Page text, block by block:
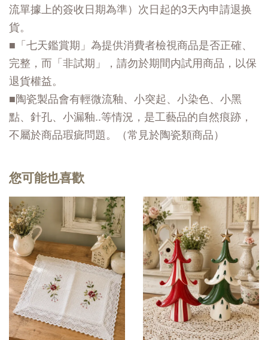
流單據上的簽收日期為準）次日起的3天內申請退换
貨。
■「七天鑑賞期」為提供消費者檢視商品是否正確、
完整，而「非試期」，請勿於期間内試用商品，以保
退貨權益。
■陶瓷製品會有輕微流釉、小突起、小染色、小黑
點、針孔、小漏釉..等情況，是工藝品的自然痕跡，
不屬於商品瑕疵問題。（常見於陶瓷類商品）
您可能也喜歡